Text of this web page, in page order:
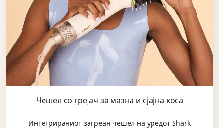
Чешел со грејач за мазна и сјајна коса
Интегрираниот загреан чешел на уредот Shark